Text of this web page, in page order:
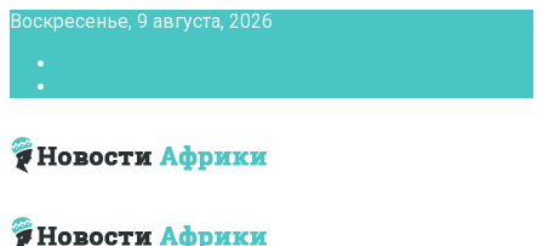
Воскресенье, 9 августа, 2026